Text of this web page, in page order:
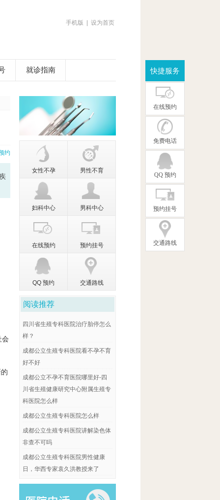
手机版 设为首页
就诊指南
约
会
女性不孕 男性不育
妇科中心 男科中心
在线预约 预约挂号
QQ 预约 交通路线
阅读推荐
四川省生殖专科医院治疗胎停怎么
样？
成都公立生殖专科医院看不孕不育
好不好
成都公立不孕不育医院哪里好-四
川省生殖健康研究中心附属生殖专
科医院怎么样
成都公立生殖专科医院怎么样
成都公立生殖专科医院讲解染色体
非查不可吗
成都公立生殖专科医院男性健康
日，华西专家袁久洪教授来了
快捷服务
在线预约
免费电话
QQ 预约
预约挂号
交通路线